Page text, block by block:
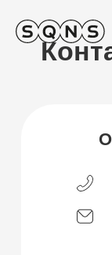
+7
Время
ПН-ПТ с